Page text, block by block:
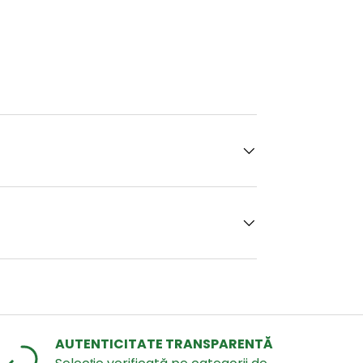
AUTENTICITATE TRANSPARENTĂ